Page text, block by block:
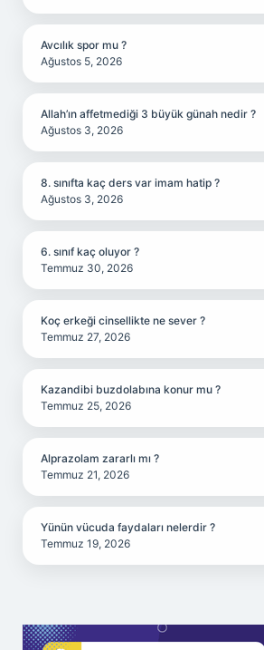
Avcılık spor mu ?
Ağustos 5, 2026
Allah’ın affetmediği 3 büyük günah nedir ?
Ağustos 3, 2026
8. sınıfta kaç ders var imam hatip ?
Ağustos 3, 2026
6. sınıf kaç oluyor ?
Temmuz 30, 2026
Koç erkeği cinsellikte ne sever ?
Temmuz 27, 2026
Kazandibi buzdolabına konur mu ?
Temmuz 25, 2026
Alprazolam zararlı mı ?
Temmuz 21, 2026
Yünün vücuda faydaları nelerdir ?
Temmuz 19, 2026